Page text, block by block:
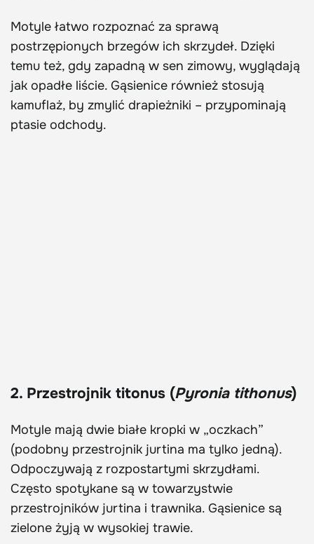
Motyle łatwo rozpoznać za sprawą
postrzępionych brzegów ich skrzydeł. Dzięki
temu też, gdy zapadną w sen zimowy, wyglądają
jak opadłe liście. Gąsienice również stosują
kamuflaż, by zmylić drapieżniki – przypominają
ptasie odchody.
2. Przestrojnik titonus (Pyronia tithonus)
Motyle mają dwie białe kropki w „oczkach”
(podobny przestrojnik jurtina ma tylko jedną).
Odpoczywają z rozpostartymi skrzydłami.
Często spotykane są w towarzystwie
przestrojników jurtina i trawnika. Gąsienice są
zielone żyją w wysokiej trawie.